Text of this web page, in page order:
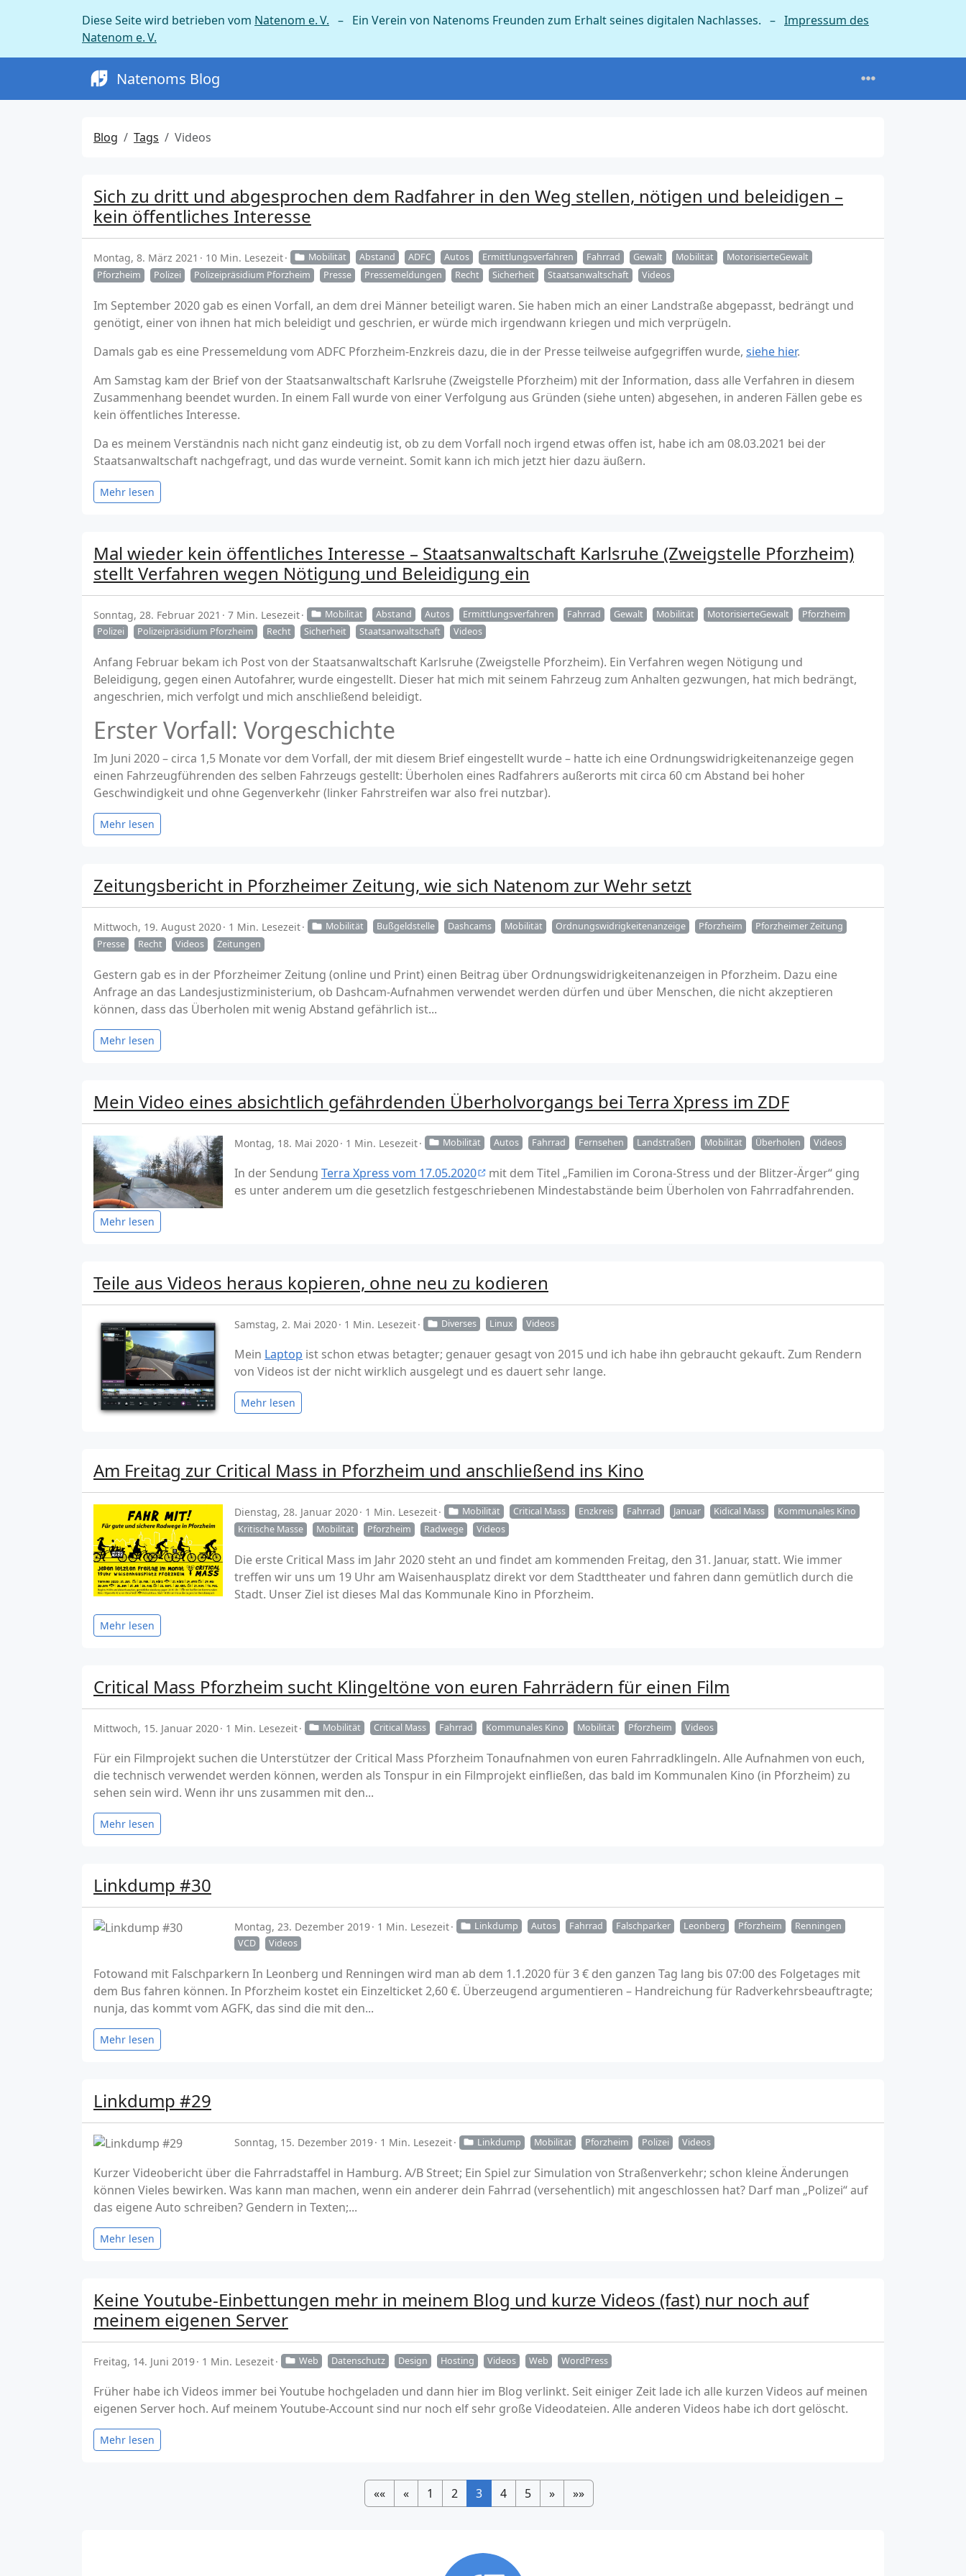
Diese Seite wird betrieben vom Natenom e. V. – Ein Verein von Natenoms Freunden zum Erhalt seines digitalen Nachlasses. – Impressum des
Natenom e. V.
Natenoms Blog
Blog Tags Videos
Sich zu dritt und abgesprochen dem Radfahrer in den Weg stellen, nötigen und beleidigen –
kein öffentliches Interesse
Montag, 8. März 2021 10 Min. Lesezeit Mobilität Abstand ADFC Autos Ermittlungsverfahren Fahrrad Gewalt Mobilität
MotorisierteGewalt
Pforzheim
Polizei Polizeipräsidium Pforzheim Presse Pressemeldungen Recht Sicherheit Staatsanwaltschaft Videos
Im September 2020 gab es einen Vorfall, an dem drei Männer beteiligt waren. Sie haben mich an einer Landstraße abgepasst, bedrängt und
genötigt, einer von ihnen hat mich beleidigt und geschrien, er würde mich irgendwann kriegen und mich verprügeln.
Damals gab es eine Pressemeldung vom ADFC Pforzheim-Enzkreis dazu, die in der Presse teilweise aufgegriffen wurde, siehe hier.
Am Samstag kam der Brief von der Staatsanwaltschaft Karlsruhe (Zweigstelle Pforzheim) mit der Information, dass alle Verfahren in diesem
Zusammenhang beendet wurden. In einem Fall wurde von einer Verfolgung aus Gründen (siehe unten) abgesehen, in anderen Fällen gebe es
kein öffentliches Interesse.
Da es meinem Verständnis nach nicht ganz eindeutig ist, ob zu dem Vorfall noch irgend etwas offen ist, habe ich am 08.03.2021 bei der
Staatsanwaltschaft nachgefragt, und das wurde verneint. Somit kann ich mich jetzt hier dazu äußern.
Mehr lesen
Mal wieder kein öffentliches Interesse – Staatsanwaltschaft Karlsruhe (Zweigstelle Pforzheim)
stellt Verfahren wegen Nötigung und Beleidigung ein
Sonntag, 28. Februar 2021 7 Min. Lesezeit Mobilität Abstand Autos Ermittlungsverfahren Fahrrad Gewalt Mobilität MotorisierteGewalt
Pforzheim
Polizei
Polizeipräsidium Pforzheim Recht Sicherheit Staatsanwaltschaft Videos
Anfang Februar bekam ich Post von der Staatsanwaltschaft Karlsruhe (Zweigstelle Pforzheim). Ein Verfahren wegen Nötigung und
Beleidigung, gegen einen Autofahrer, wurde eingestellt. Dieser hat mich mit seinem Fahrzeug zum Anhalten gezwungen, hat mich bedrängt,
angeschrien, mich verfolgt und mich anschließend beleidigt.
Erster Vorfall: Vorgeschichte
Im Juni 2020 – circa 1,5 Monate vor dem Vorfall, der mit diesem Brief eingestellt wurde – hatte ich eine Ordnungswidrigkeitenanzeige gegen
einen Fahrzeugführenden des selben Fahrzeugs gestellt: Überholen eines Radfahrers außerorts mit circa 60 cm Abstand bei hoher
Geschwindigkeit und ohne Gegenverkehr (linker Fahrstreifen war also frei nutzbar).
Mehr lesen
Zeitungsbericht in Pforzheimer Zeitung, wie sich Natenom zur Wehr setzt
Mittwoch, 19. August 2020 1 Min. Lesezeit Mobilität Bußgeldstelle Dashcams Mobilität Ordnungswidrigkeitenanzeige Pforzheim
Pforzheimer Zeitung
Presse
Recht Videos Zeitungen
Gestern gab es in der Pforzheimer Zeitung (online und Print) einen Beitrag über Ordnungswidrigkeitenanzeigen in Pforzheim. Dazu eine
Anfrage an das Landesjustizministerium, ob Dashcam-Aufnahmen verwendet werden dürfen und über Menschen, die nicht akzeptieren
können, dass das Überholen mit wenig Abstand gefährlich ist...
Mehr lesen
Mein Video eines absichtlich gefährdenden Überholvorgangs bei Terra Xpress im ZDF
Montag, 18. Mai 2020 1 Min. Lesezeit Mobilität Autos Fahrrad Fernsehen Landstraßen Mobilität Überholen Videos
In der Sendung Terra Xpress vom 17.05.2020
mit dem Titel „Familien im Corona-Stress und der Blitzer-Ärger“ ging
es unter anderem um die gesetzlich festgeschriebenen Mindestabstände beim Überholen von Fahrradfahrenden.
Mehr lesen
Teile aus Videos heraus kopieren, ohne neu zu kodieren
Samstag, 2. Mai 2020 1 Min. Lesezeit Diverses Linux Videos
Mein Laptop ist schon etwas betagter; genauer gesagt von 2015 und ich habe ihn gebraucht gekauft. Zum Rendern
von Videos ist der nicht wirklich ausgelegt und es dauert sehr lange.
Mehr lesen
Am Freitag zur Critical Mass in Pforzheim und anschließend ins Kino
Dienstag, 28. Januar 2020 1 Min. Lesezeit Mobilität Critical Mass Enzkreis Fahrrad Januar Kidical Mass
Kommunales Kino
Kritische Masse
Mobilität Pforzheim Radwege Videos
Die erste Critical Mass im Jahr 2020 steht an und findet am kommenden Freitag, den 31. Januar, statt. Wie immer
treffen wir uns um 19 Uhr am Waisenhausplatz direkt vor dem Stadttheater und fahren dann gemütlich durch die
Stadt. Unser Ziel ist dieses Mal das Kommunale Kino in Pforzheim.
Mehr lesen
Critical Mass Pforzheim sucht Klingeltöne von euren Fahrrädern für einen Film
Mittwoch, 15. Januar 2020 1 Min. Lesezeit Mobilität Critical Mass Fahrrad Kommunales Kino Mobilität Pforzheim Videos
Für ein Filmprojekt suchen die Unterstützer der Critical Mass Pforzheim Tonaufnahmen von euren Fahrradklingeln. Alle Aufnahmen von euch,
die technisch verwendet werden können, werden als Tonspur in ein Filmprojekt einfließen, das bald im Kommunalen Kino (in Pforzheim) zu
sehen sein wird. Wenn ihr uns zusammen mit den...
Mehr lesen
Linkdump #30
Montag, 23. Dezember 2019 1 Min. Lesezeit Linkdump Autos Fahrrad Falschparker Leonberg Pforzheim
Renningen
VCD
Videos
Fotowand mit Falschparkern In Leonberg und Renningen wird man ab dem 1.1.2020 für 3 € den ganzen Tag lang bis 07:00 des Folgetages mit
dem Bus fahren können. In Pforzheim kostet ein Einzelticket 2,60 €. Überzeugend argumentieren – Handreichung für Radverkehrsbeauftragte;
nunja, das kommt vom AGFK, das sind die mit den...
Mehr lesen
Linkdump #29
Sonntag, 15. Dezember 2019 1 Min. Lesezeit Linkdump Mobilität Pforzheim Polizei Videos
Kurzer Videobericht über die Fahrradstaffel in Hamburg. A/B Street; Ein Spiel zur Simulation von Straßenverkehr; schon kleine Änderungen
können Vieles bewirken. Was kann man machen, wenn ein anderer dein Fahrrad (versehentlich) mit angeschlossen hat? Darf man „Polizei“ auf
das eigene Auto schreiben? Gendern in Texten;...
Mehr lesen
Keine Youtube-Einbettungen mehr in meinem Blog und kurze Videos (fast) nur noch auf
meinem eigenen Server
Freitag, 14. Juni 2019 1 Min. Lesezeit Web Datenschutz Design Hosting Videos Web WordPress
Früher habe ich Videos immer bei Youtube hochgeladen und dann hier im Blog verlinkt. Seit einiger Zeit lade ich alle kurzen Videos auf meinen
eigenen Server hoch. Auf meinem Youtube-Account sind nur noch elf sehr große Videodateien. Alle anderen Videos habe ich dort gelöscht.
Mehr lesen
«« « 1 2 3 4 5 » »»